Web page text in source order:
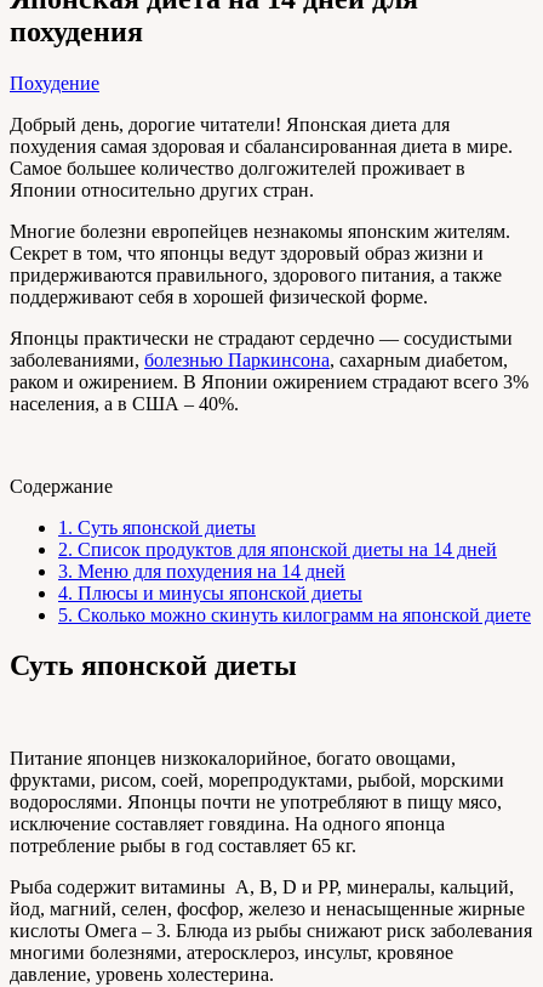
похудения
Похудение
Добрый день, дорогие читатели! Японская диета для
похудения самая здоровая и сбалансированная диета в мире.
Самое большее количество долгожителей проживает в
Японии относительно других стран.
Многие болезни европейцев незнакомы японским жителям.
Секрет в том, что японцы ведут здоровый образ жизни и
придерживаются правильного, здорового питания, а также
поддерживают себя в хорошей физической форме.
Японцы практически не страдают сердечно — сосудистыми
заболеваниями, болезнью Паркинсона, сахарным диабетом,
раком и ожирением. В Японии ожирением страдают всего 3%
населения, а в США – 40%.
Содержание
1. Суть японской диеты
2. Список продуктов для японской диеты на 14 дней
3. Меню для похудения на 14 дней
4. Плюсы и минусы японской диеты
5. Сколько можно скинуть килограмм на японской диете
Суть японской диеты
Питание японцев низкокалорийное, богато овощами,
фруктами, рисом, соей, морепродуктами, рыбой, морскими
водорослями. Японцы почти не употребляют в пищу мясо,
исключение составляет говядина. На одного японца
потребление рыбы в год составляет 65 кг.
Рыба содержит витамины А, В, D и PP, минералы, кальций,
йод, магний, селен, фосфор, железо и ненасыщенные жирные
кислоты Омега – 3. Блюда из рыбы снижают риск заболевания
многими болезнями, атеросклероз, инсульт, кровяное
давление, уровень холестерина.